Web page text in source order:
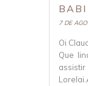
BABI
7 DE
Oi
Que